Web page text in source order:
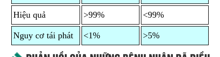
Hiệu quả >99% <99%
Nguy cơ tái phát <1% >5%